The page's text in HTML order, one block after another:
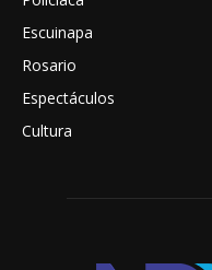
Escuinapa
Rosario
Espectáculos
Cultura